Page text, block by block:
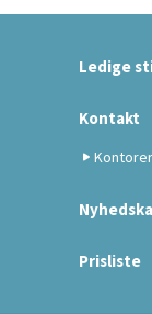
Ledige
Kontakt
Prisliste